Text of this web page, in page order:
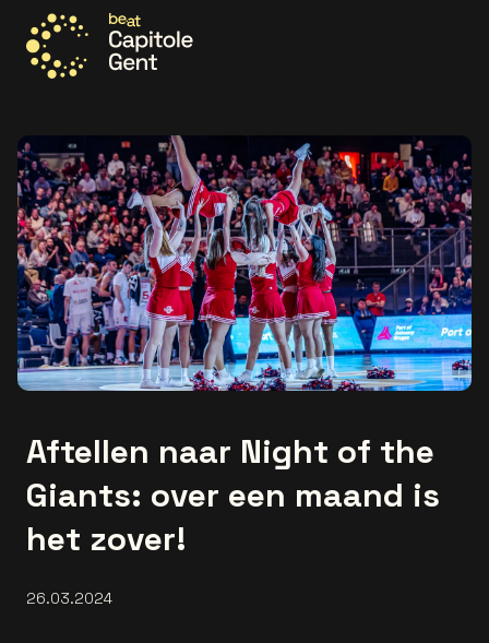
Aftellen naar Night of the
Giants: over een maand is
het zover!
26.03.2024